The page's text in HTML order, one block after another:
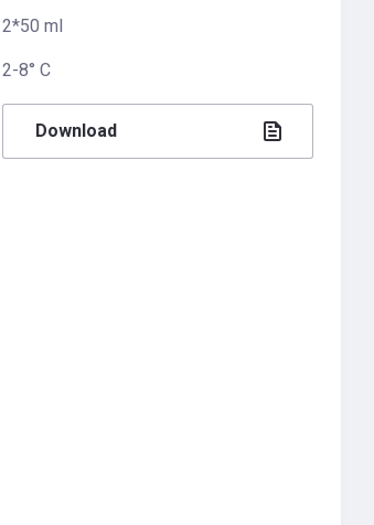
2*50 ml
2-8° С
Download